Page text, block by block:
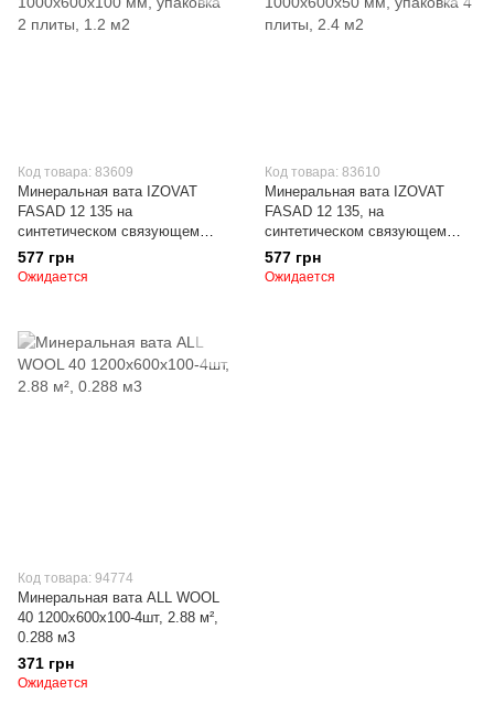
Код товара: 83609
Минеральная вата IZOVAT
FASAD 12 135 на
синтетическом связующем
1000х600х100 мм, упаковка 2
плиты, 1.2 м2
577 грн
Ожидается
Код товара: 83610
Минеральная вата IZOVAT
FASAD 12 135, на
синтетическом связующем
1000х600х50 мм, упаковка 4
плиты, 2.4 м2
577 грн
Ожидается
Код товара: 94774
Минеральная вата ALL WOOL
40 1200х600х100-4шт, 2.88 м²,
0.288 м3
371 грн
Ожидается